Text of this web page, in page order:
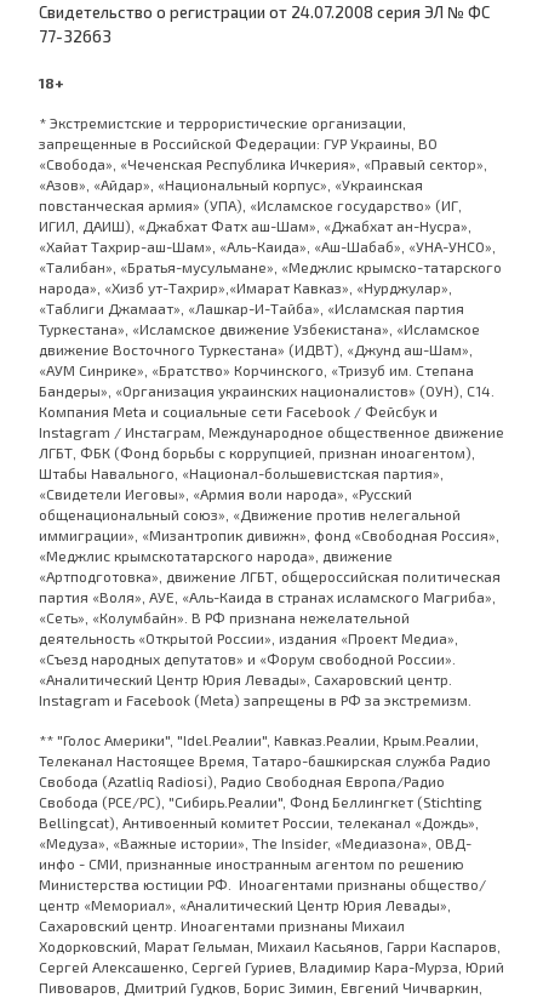
Cвидетельство о регистрации от 24.07.2008 серия ЭЛ № ФС
77-32663
18+
* Экстремистские и террористические организации,
запрещенные в Российской Федерации: ГУР Украины, ВО
«Свобода», «Чеченская Республика Ичкерия», «Правый сектор»,
«Азов», «Айдар», «Национальный корпус», «Украинская
повстанческая армия» (УПА), «Исламское государство» (ИГ,
ИГИЛ, ДАИШ), «Джабхат Фатх аш-Шам», «Джабхат ан-Нусра»,
«Хайат Тахрир-аш-Шам», «Аль-Каида», «Аш-Шабаб», «УНА-УНСО»,
«Талибан», «Братья-мусульмане», «Меджлис крымско-татарского
народа», «Хизб ут-Тахрир»,«Имарат Кавказ», «Нурджулар»,
«Таблиги Джамаат», «Лашкар-И-Тайба», «Исламская партия
Туркестана», «Исламское движение Узбекистана», «Исламское
движение Восточного Туркестана» (ИДВТ), «Джунд аш-Шам»,
«АУМ Синрике», «Братство» Корчинского, «Тризуб им. Степана
Бандеры», «Организация украинских националистов» (ОУН), С14.
Компания Meta и социальные сети Facebook / Фейсбук и
Instagram / Инстаграм, Международное общественное движение
ЛГБТ, ФБК (Фонд борьбы с коррупцией, признан иноагентом),
Штабы Навального, «Национал-большевистская партия»,
«Свидетели Иеговы», «Армия воли народа», «Русский
общенациональный союз», «Движение против нелегальной
иммиграции», «Мизантропик дивижн», фонд «Свободная Россия»,
«Меджлис крымскотатарского народа», движение
«Артподготовка», движение ЛГБТ, общероссийская политическая
партия «Воля», АУЕ, «Аль-Каида в странах исламского Магриба»,
«Сеть», «Колумбайн». В РФ признана нежелательной
деятельность «Открытой России», издания «Проект Медиа»,
«Съезд народных депутатов» и «Форум свободной России».
«Аналитический Центр Юрия Левады», Сахаровский центр.
Instagram и Facebook (Metа) запрещены в РФ за экстремизм.
** "Голос Америки", "Idel.Реалии", Кавказ.Реалии, Крым.Реалии,
Телеканал Настоящее Время, Татаро-башкирская служба Радио
Свобода (Azatliq Radiosi), Радио Свободная Европа/Радио
Свобода (PCE/PC), "Сибирь.Реалии", Фонд Беллингкет (Stichting
Bellingcat), Антивоенный комитет России, телеканал «Дождь»,
«Медуза», «Важные истории», The Insider, «Медиазона», ОВД-
инфо - СМИ, признанные иностранным агентом по решению
Министерства юстиции РФ. Иноагентами признаны общество/
центр «Мемориал», «Аналитический Центр Юрия Левады»,
Сахаровский центр. Иноагентами признаны Михаил
Ходорковский, Марат Гельман, Михаил Касьянов, Гарри Каспаров,
Сергей Алексашенко, Сергей Гуриев, Владимир Кара-Мурза, Юрий
Пивоваров, Дмитрий Гудков, Борис Зимин, Евгений Чичваркин,